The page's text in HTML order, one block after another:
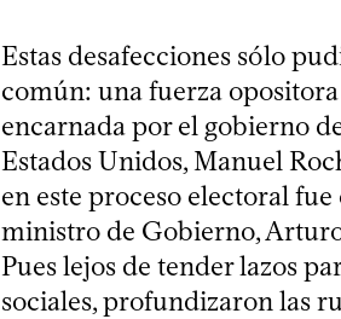
Estas desafecciones sólo
común: una fuerza
encarnada por el gobierno
Estados Unidos, Manuel
en este proceso electoral
ministro de Gobierno,
Pues lejos de tender lazos
sociales, profundizaron las